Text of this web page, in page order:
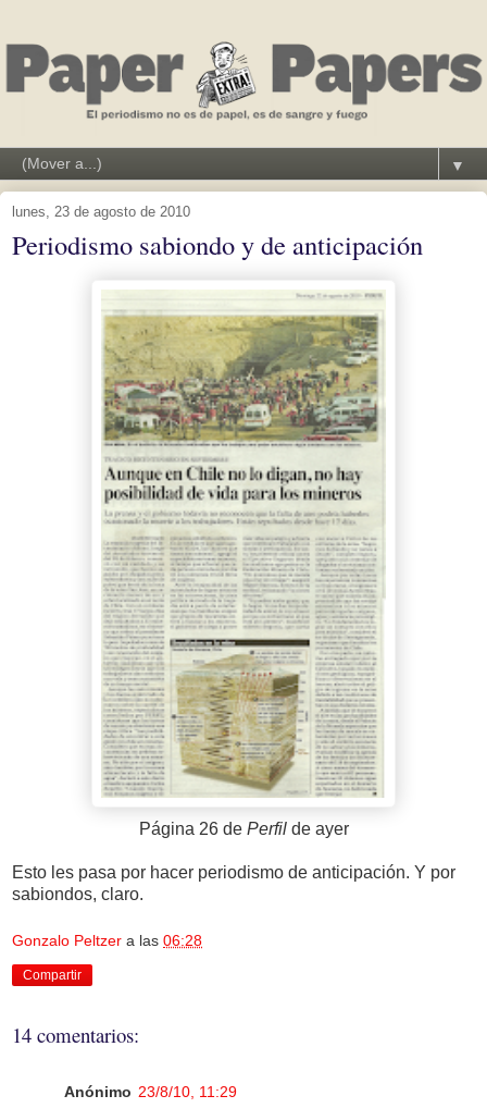
▼
lunes, 23 de agosto de 2010
Periodismo sabiondo y de anticipación
Página 26 de Perfilde ayer
Esto les pasa por hacer periodismo de anticipación. Y por
sabiondos, claro.
Gonzalo Peltzer a las 06:28
Compartir
14 comentarios:
Anónimo 23/8/10, 11:29